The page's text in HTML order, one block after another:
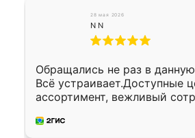
28 мая 2026
N N
Обращались не раз в
Всё устраивает.Доступные
ассортимент, вежливый